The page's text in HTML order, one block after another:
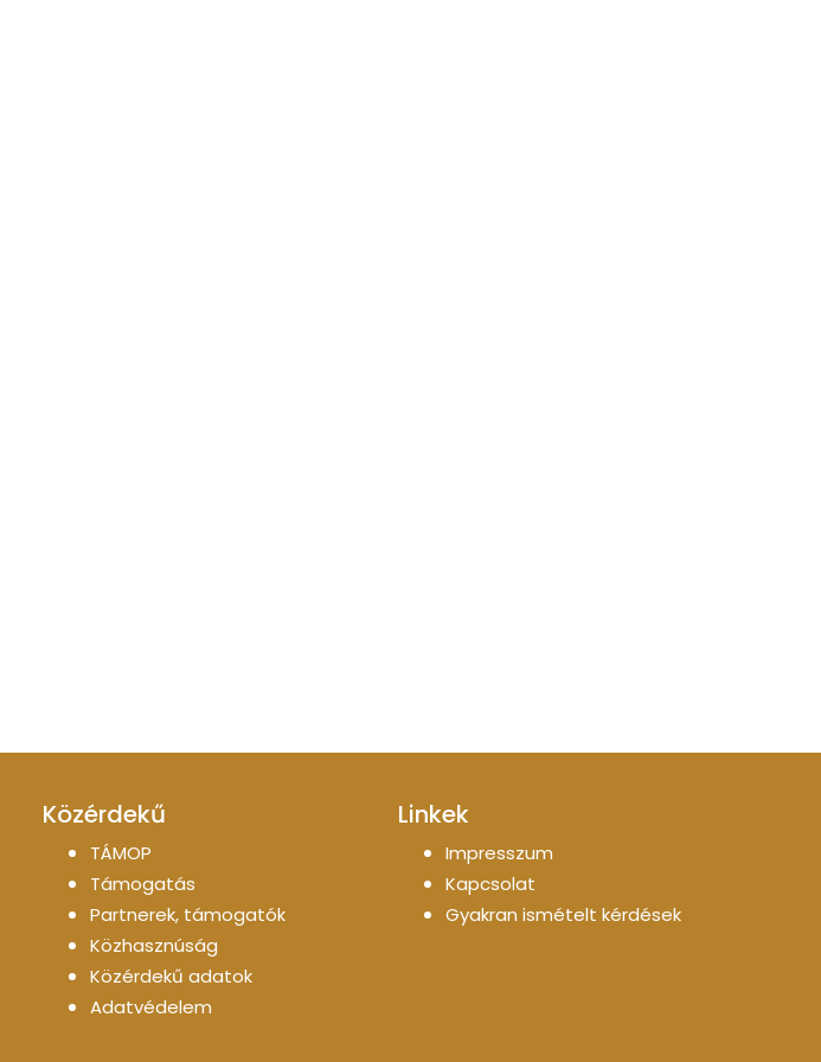
Közérdekű
TÁMOP
Támogatás
Partnerek, támogatók
Közhasznúság
Közérdekű adatok
Adatvédelem
Linkek
Impresszum
Kapcsolat
Gyakran ismételt kérdések